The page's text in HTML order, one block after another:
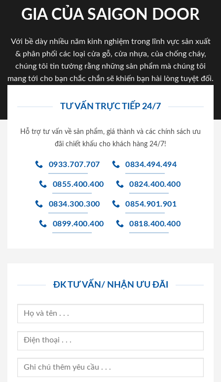
GIA CỦA SAIGON DOOR
Với bề dày nhiều năm kinh nghiệm trong lĩnh vực sản xuất
& phân phối các loại cửa gỗ, cửa nhựa, của chống cháy,
chúng tôi tin tưởng rằng những sản phẩm mà chúng tôi
mang tới cho bạn chắc chắn sẽ khiến bạn hài lòng tuyệt đối.
TƯ VẤN TRỰC TIẾP 24/7
Hỗ trợ tư vấn về sản phẩm, giá thành và các chính sách ưu
đãi chiết khấu cho khách hàng 24/7!
0933.707.707 0834.494.494
0855.400.400 0824.400.400
0834.300.300 0854.901.901
0899.400.400 0818.400.400
ĐK TƯ VẤN/ NHẬN ƯU ĐÃI